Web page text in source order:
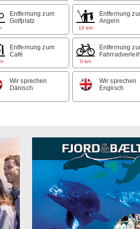
Entfernung zum
Golfplatz
10 km
Entfernung
Angeln
Entfernung zum
Café
0 km
Entfernung
Fahrradverleih
Wir sprechen
Dänisch
Wir sprechen
Englisch